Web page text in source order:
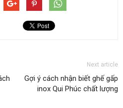
Next article
Gợi ý cách nhận biết ghế gấp
inox Qui Phúc chất lượng